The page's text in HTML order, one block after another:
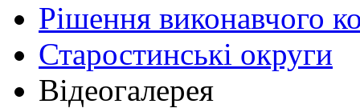
Рішення виконавчого
Старостинські округи
Відеогалерея